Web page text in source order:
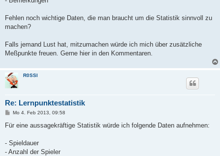
Fehlen noch wichtige Daten, die man braucht um die Statistik sinnvoll zu
machen?
Falls jemand Lust hat, mitzumachen würde ich mich über zusätzliche
Meßpunkte freuen. Gerne hier in den Kommentaren.
R0SSI
Re: Lernpunktestatistik
B
i
a
g
Mo 4. Feb 2013, 09:58
Für eine aussagekräftige Statistik würde ich folgende Daten aufnehmen:
- Spieldauer
- Anzahl der Spieler